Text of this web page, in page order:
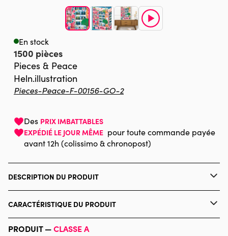
En stock
1500 pièces
Pieces & Peace
Heln.illustration
Pieces-Peace-F-00156-GO-2
Des PRIX IMBATTABLES
EXPÉDIÉ LE JOUR MÊME pour toute commande payée
avant 12h (colissimo & chronopost)
DESCRIPTION DU PRODUIT
Heln.illustration
CARACTÉRISTIQUE DU PRODUIT
PRODUIT —CLASSE A